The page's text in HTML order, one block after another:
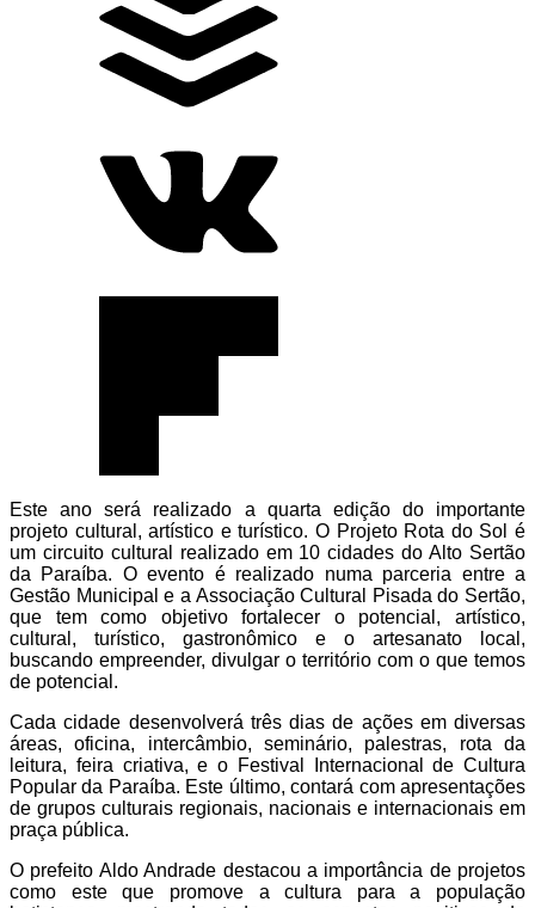
Este ano será realizado a quarta edição do importante
projeto cultural, artístico e turístico. O Projeto Rota do Sol é
um circuito cultural realizado em 10 cidades do Alto Sertão
da Paraíba. O evento é realizado numa parceria entre a
Gestão Municipal e a Associação Cultural Pisada do Sertão,
que tem como objetivo fortalecer o potencial, artístico,
cultural, turístico, gastronômico e o artesanato local,
buscando empreender, divulgar o território com o que temos
de potencial.
Cada cidade desenvolverá três dias de ações em diversas
áreas, oficina, intercâmbio, seminário, palestras, rota da
leitura, feira criativa, e o Festival Internacional de Cultura
Popular da Paraíba. Este último, contará com apresentações
de grupos culturais regionais, nacionais e internacionais em
praça pública.
O prefeito Aldo Andrade destacou a importância de projetos
como este que promove a cultura para a população